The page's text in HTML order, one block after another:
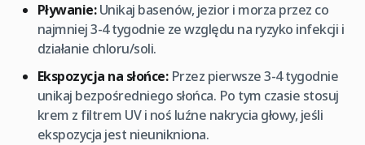
Pływanie:Unikaj basenów, jezior i morza przez co
najmniej 3-4 tygodnie ze względu na ryzyko infekcji i
działanie chloru/soli.
Ekspozycja na słońce:Przez pierwsze 3-4 tygodnie
unikaj bezpośredniego słońca. Po tym czasie stosuj
krem z filtrem UV i noś luźne nakrycia głowy, jeśli
ekspozycja jest nieunikniona.